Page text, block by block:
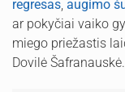
regresas augimo
ar pokyčiai vaiko
miego priežastis
Dovilė Šafranauskė.